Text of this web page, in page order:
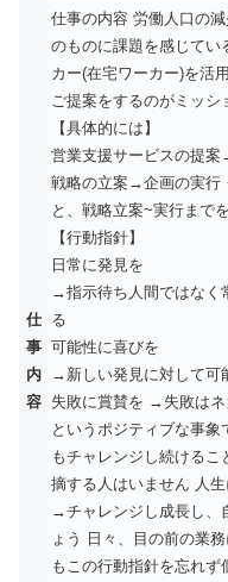
仕
事
内
容
仕事の内容 労働人口の
のものに課題を感じてい
カー(在宅ワーカー)を活
ご提案をするのがミッシ
【具体的には】
営業支援サービスの提
戦略の立案→企画の実行
と、戦略立案~実行まで
【行動指針】
日常に発見を
→指示待ち人間ではなく
る
可能性に喜びを
→新しい発見に対して可
失敗に賞賛を →失敗はネ
というポジティブな事
もチャレンジし続ける
摘する人はいません 人
→チャレンジし成長し、
ょう 日々、目の前の業
もこの行動指針を忘れず